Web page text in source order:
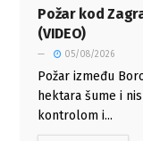
Požar kod
(VIDEO)
05/08/2026
Požar između
hektara šume i
kontrolom i...